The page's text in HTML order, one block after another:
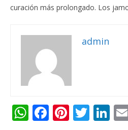
curación más prolongado. Los
admin
W F Pi T Li